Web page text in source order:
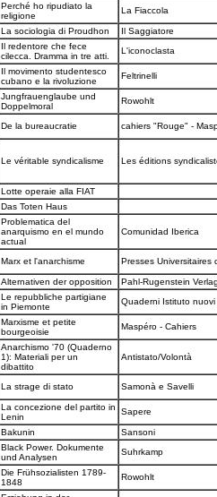
Perché ho ripudiato la
religione
La Fiaccola
La sociologia di Proudhon
Il Saggiatore
Il redentore che fece
cilecca. Dramma in tre atti.
L'iconoclasta
Il movimento studentesco
cubano e la rivoluzione
Feltrinelli
Jungfrauenglaube und
Doppelmoral
Rowohlt
De la bureaucratie cahiers "Rouge" -
Le véritable syndicalisme Les éditions
Lotte operaie alla FIAT
Das Toten Haus
Problematica del
anarquismo en el mundo
actual
Comunidad Iberica
Marx et l'anarchisme Presses Universitaires
Alternativen der opposition
Pahl-Rugenstein
Le repubbliche partigiane
in Piemonte
Quaderni Istituto
Marxisme et petite
bourgeoisie
Maspéro - Cahiers
Anarchismo '70 (Quaderno
1): Materiali per un
dibattito
Antistato/Volontà
La strage di stato Samonà e Savelli
La concezione del partito in
Lenin
Sapere
Bakunin
Sansoni
Black Power. Dokumente
und Analysen
Suhrkamp
Die Frühsozialisten 1789-
1848
Rowohlt